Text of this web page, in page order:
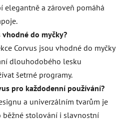
elegantně a zároveň pomáhá
vhodné do myčky?
Corvus jsou vhodné do myčky
dlouhodobého lesku
šetrné programy.
pro každodenní používání?
a univerzálním tvarům je
běžné stolování i slavnostní